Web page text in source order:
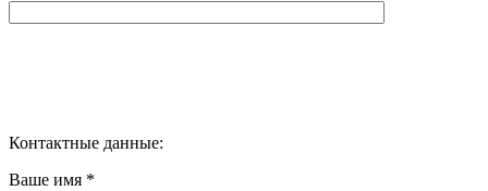
Контактные данные:
Ваше имя *